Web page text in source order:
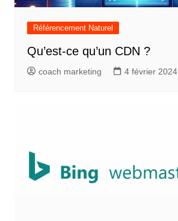
Référencement Naturel
Qu’est-ce qu’un CDN ?
coach marketing 4 février 2024